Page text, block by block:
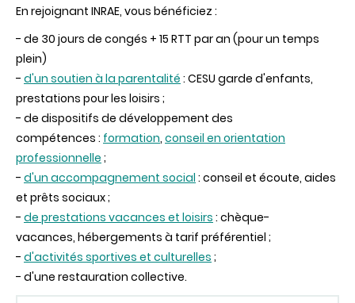
En rejoignant INRAE, vous bénéficiez :
- de 30 jours de congés + 15 RTT par an (pour un temps
plein)
- d'un soutien à la parentalité : CESU garde d'enfants,
prestations pour les loisirs ;
- de dispositifs de développement des
compétences : formation, conseil en orientation
professionnelle ;
- d'un accompagnement social : conseil et écoute, aides
et prêts sociaux ;
- de prestations vacances et loisirs : chèque-
vacances, hébergements à tarif préférentiel ;
- d'activités sportives et culturelles ;
- d'une restauration collective.